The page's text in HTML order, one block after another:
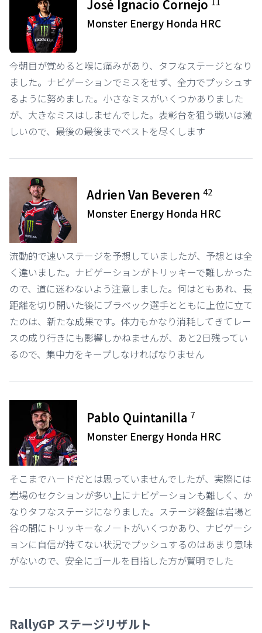
José Ignacio Cornejo
Monster Energy Honda HRC
今朝目が覚めると喉に痛みがあり、タフなステージとなり
ました。ナビゲーションでミスをせず、全力でプッシュす
るように努めました。小さなミスがいくつかありました
が、大きなミスはしませんでした。表彰台を狙う戦いは激
しいので、最後の最後までベストを尽くします
Adrien Van Beveren42
Monster Energy Honda HRC
流動的で速いステージを予想していましたが、予想とは全
く違いました。ナビゲーションがトリッキーで難しかった
ので、道に迷わないよう注意しました。何はともあれ、長
距離を切り開いた後にブラベック選手とともに上位に立て
たのは、新たな成果です。体力もかなり消耗してきてレー
スの成り行きにも影響しかねませんが、あと2日残ってい
るので、集中力をキープしなければなりません
Pablo Quintanilla 7
Monster Energy Honda HRC
そこまでハードだとは思っていませんでしたが、実際には
岩場のセクションが多い上にナビゲーションも難しく、か
なりタフなステージになりました。ステージ終盤は岩場と
谷の間にトリッキーなノートがいくつかあり、ナビゲーシ
ョンに自信が持てない状況でプッシュするのはあまり意味
がないので、安全にゴールを目指した方が賢明でした
RallyGP ステージリザルト